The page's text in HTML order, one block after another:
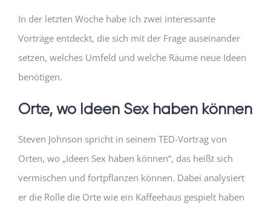
In der letzten Woche habe ich zwei interessante
Vorträge entdeckt, die sich mit der Frage auseinander
setzen, welches Umfeld und welche Räume neue Ideen
benötigen.
Orte, wo Ideen Sex haben können
Steven Johnson spricht in seinem TED-Vortrag von
Orten, wo „Ideen Sex haben können“, das heißt sich
vermischen und fortpflanzen können. Dabei analysiert
er die Rolle die Orte wie ein Kaffeehaus gespielt haben